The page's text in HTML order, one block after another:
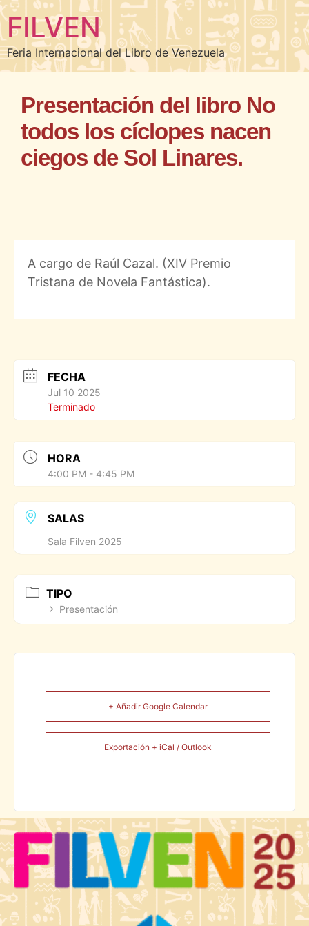
FILVEN
Feria Internacional del Libro de Venezuela
Presentación del libro No
todos los cíclopes nacen
ciegos de Sol Linares.
A cargo de Raúl Cazal. (XIV Premio
Tristana de Novela Fantástica).
FECHA
Jul 10 2025
Terminado
HORA
4:00 PM - 4:45 PM
SALAS
Sala Filven 2025
TIPO
Presentación
+ Añadir Google Calendar
Exportación + iCal / Outlook